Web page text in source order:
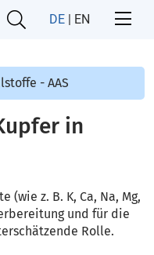
DE | EN
- AAS
in
z. B. K, Ca, Na, Mg,
und für die
Rolle.